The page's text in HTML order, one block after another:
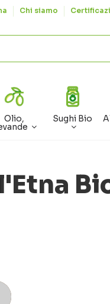
Chi siamo
Olio, Sughi Bio